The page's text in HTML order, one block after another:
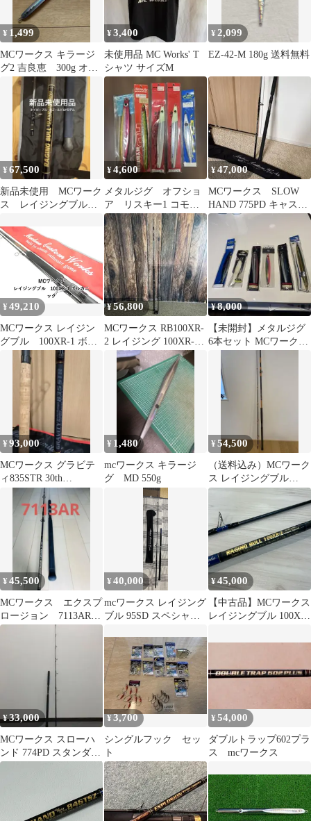
¥ 1,499
MCワークス キラージ
グ2 吉良恵 300g オフ
ショアジギング
¥3,400
未使用品 MC Works' T
シャツ サイズM
¥ 2,099
EZ-42-M 180g 送料無料
¥67,500
新品未使用 MCワーク
ス レイジングブル
SPモデル
¥4,600
メタルジグ オフショ
ア リスキー1 コモジ
クなど
¥47,000
MCワークス SLOW
HAND 775PD キャステ
ィングロッド ヒラマ
¥49,210
MCワークス レイジン
グブル 100XR-1 ボル
カニック (03-
9306250007)
¥56,800
MCワークス RB100XR-
2 レイジング 100XR-2
ロッド
¥8,000
【未開封】メタルジグ
6本セット MCワークス
CBワン スミス ジギン
グ 青物
¥93,000
MCワークス グラビテ
ィ835STR 30th
Anniversary
¥ 1,480
mcワークス キラージ
グ MD 550g
¥54,500
（送料込み）MCワーク
ス レイジングブル
100XR-2 カスタムモデ
ル
¥45,500
MCワークス エクスプ
ロージョン 7113AR 送
料無料❣️
¥40,000
mcワークス レイジング
ブル 95SD スペシャル
¥45,000
【中古品】MCワークス
レイジングブル 100XR-
¥33,000
MCワークス スローハ
ンド 774PD スタンダー
ド /D221Y ロッド
¥3,700
シングルフック セッ
ト
¥54,000
ダブルトラップ602プラ
ス mcワークス